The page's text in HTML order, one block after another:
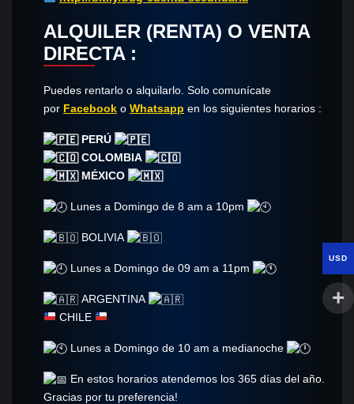
ALQUILER (RENTA) O VENTA
DIRECTA :
Puedes rentarlo o alquilarlo. Solo comunícate​
por Facebook o Whatsapp en los siguientes horarios :
PERÚ
COLOMBIA
MÉXICO
Lunes a Domingo de 8 am a 10pm
BOLIVIA
Lunes a Domingo de 09 am a 11pm
ARGENTINA
CHILE
Lunes a Domingo de 10 am a medianoche
En estos horarios atendemos los 365 días del año.
Gracias por tu preferencia!
USD